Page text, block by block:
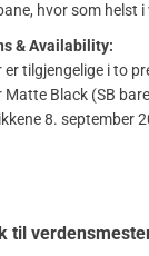
hvor som helst i
& Availability:
er tilgjengelige i to
Black (SB
8. september
til